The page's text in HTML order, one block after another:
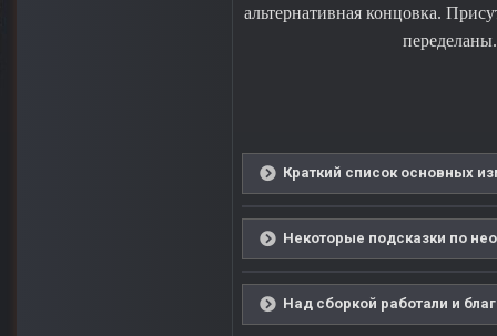
альтернативная концовка.
Краткий список основных
Некоторые подсказки по
Над сборкой работали и